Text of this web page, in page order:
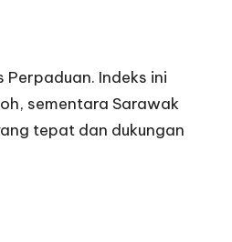
Indeks ini
sementara Sarawak
tepat dan dukungan